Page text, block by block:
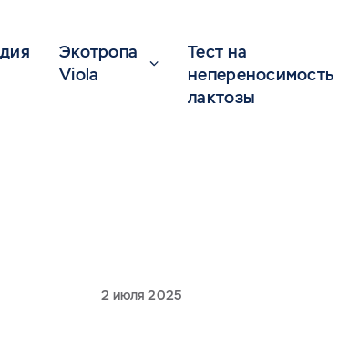
Экотропа
Viola
Тест на
непереносимость
лактозы
2 июля 2025